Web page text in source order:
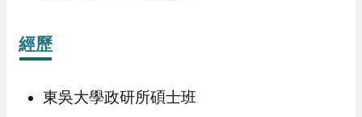
經歷
東吳大學政研所碩士班